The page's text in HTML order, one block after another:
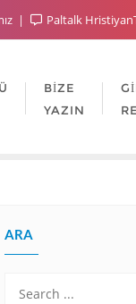
Paltalk
BIZE
YAZIN
ARA